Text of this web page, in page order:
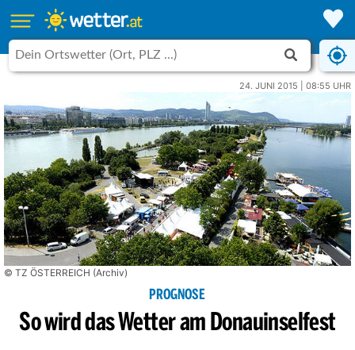
24. JUNI 2015 | 08:55 UHR
© TZ ÖSTERREICH (Archiv)
PROGNOSE
So wird das Wetter am Donauinselfest